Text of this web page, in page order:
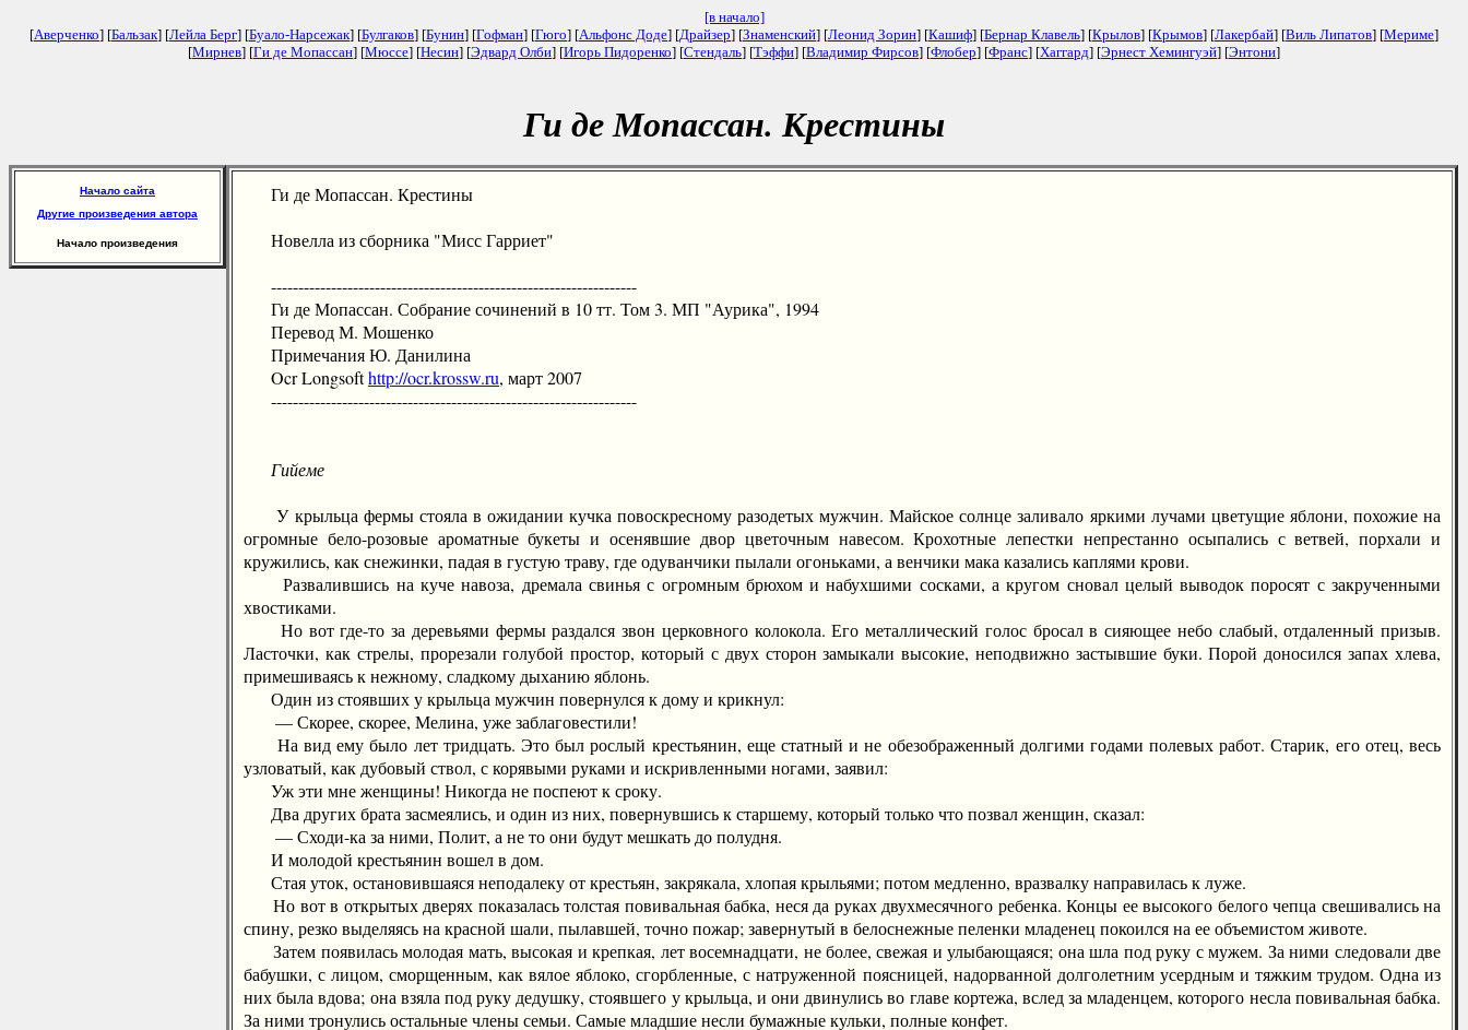
[в начало]
[Аверченко] [Бальзак] [Лейла Берг] [Буало-Нарсежак] [Булгаков] [Бунин] [Гофман] [Гюго] [Альфонс Доде] [Драйзер] [Знаменский] [Леонид Зорин] [Кашиф] [Бернар Клавель] [Крылов] [Крымов] [Лакербай] [Виль Липатов] [Мериме]
[Мирнев] [Ги де Мопассан] [Мюссе] [Несин] [Эдвард Олби] [Игорь Пидоренко] [Стендаль] [Тэффи] [Владимир Фирсов] [Флобер] [Франс] [Хаггард] [Эрнест Хемингуэй] [Энтони]
Ги де Мопассан. Крестины
Начало сайта
Другие произведения автора
Начало произведения
Ги де Мопассан. Крестины
Новелла из сборника "Мисс Гарриет"
-------------------------------------------------------------------
Ги де Мопассан. Собрание сочинений в 10 тт. Том 3. МП "Аурика", 1994
Перевод М. Мошенко
Примечания Ю. Данилина
Ocr Longsofthttp://ocr.krossw.ru, март 2007
-------------------------------------------------------------------
Гийеме
У крыльца фермы стояла в ожидании кучка повоскресному разодетых мужчин. Майское солнце заливало яркими лучами цветущие яблони, похожие на
огромные бело-розовые ароматные букеты и осенявшие двор цветочным навесом. Крохотные лепестки непрестанно осыпались с ветвей, порхали и
кружились, как снежинки, падая в густую траву, где одуванчики пылали огоньками, а венчики мака казались каплями крови.
Развалившись на куче навоза, дремала свинья с огромным брюхом и набухшими сосками, а кругом сновал целый выводок поросят с закрученными
хвостиками.
Но вот где-то за деревьями фермы раздался звон церковного колокола. Его металлический голос бросал в сияющее небо слабый, отдаленный призыв.
Ласточки, как стрелы, прорезали голубой простор, который с двух сторон замыкали высокие, неподвижно застывшие буки. Порой доносился запах хлева,
примешиваясь к нежному, сладкому дыханию яблонь.
Один из стоявших у крыльца мужчин повернулся к дому и крикнул:
— Скорее, скорее, Мелина, уже заблаговестили!
На вид ему было лет тридцать. Это был рослый крестьянин, еще статный и не обезображенный долгими годами полевых работ. Старик, его отец, весь
узловатый, как дубовый ствол, с корявыми руками и искривленными ногами, заявил:
Уж эти мне женщины! Никогда не поспеют к сроку.
Два других брата засмеялись, и один из них, повернувшись к старшему, который только что позвал женщин, сказал:
— Сходи-ка за ними, Полит, а не то они будут мешкать до полудня.
И молодой крестьянин вошел в дом.
Стая уток, остановившаяся неподалеку от крестьян, закрякала, хлопая крыльями; потом медленно, вразвалку направилась к луже.
Но вот в открытых дверях показалась толстая повивальная бабка, неся да руках двухмесячного ребенка. Концы ее высокого белого чепца свешивались на
спину, резко выделяясь на красной шали, пылавшей, точно пожар; завернутый в белоснежные пеленки младенец покоился на ее объемистом животе.
Затем появилась молодая мать, высокая и крепкая, лет восемнадцати, не более, свежая и улыбающаяся; она шла под руку с мужем. За ними следовали две
бабушки, с лицом, сморщенным, как вялое яблоко, сгорбленные, с натруженной поясницей, надорванной долголетним усердным и тяжким трудом. Одна из
них была вдова; она взяла под руку дедушку, стоявшего у крыльца, и они двинулись во главе кортежа, вслед за младенцем, которого несла повивальная бабка.
За ними тронулись остальные члены семьи. Самые младшие несли бумажные кульки, полные конфет.